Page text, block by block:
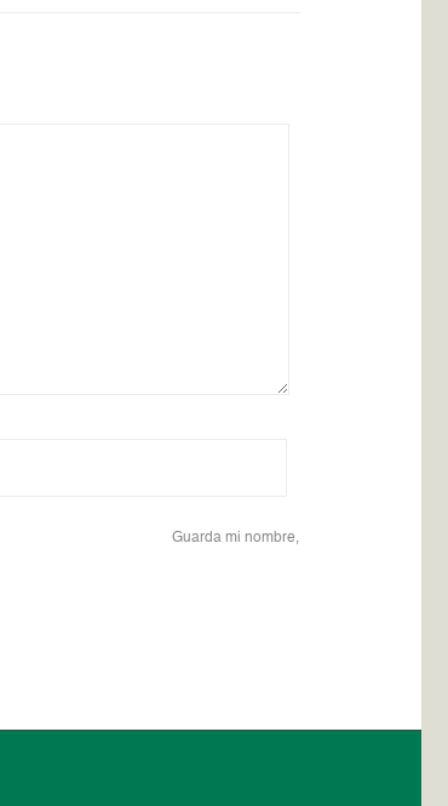
Guarda mi nombre,